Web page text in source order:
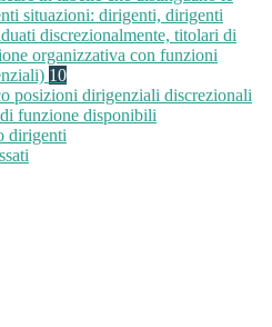
situazioni: dirigenti, dirigenti
discrezionalmente, titolari di
organizzativa con funzioni
10
posizioni dirigenziali discrezionali
funzione disponibili
dirigenti